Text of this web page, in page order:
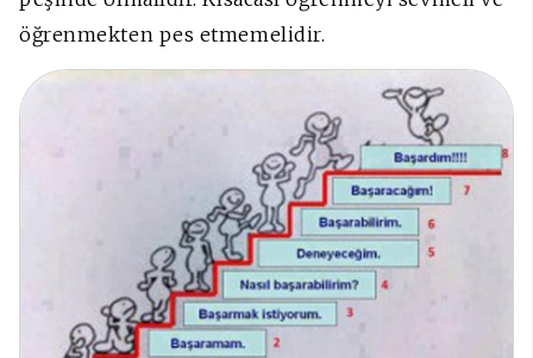
öğrenmekten pes etmemelidir.